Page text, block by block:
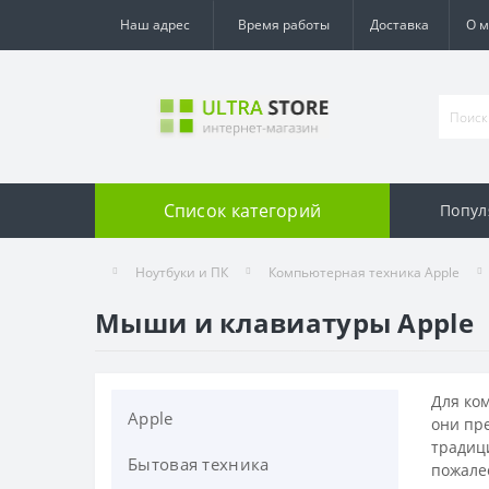
Наш адрес Время работы Доставка О
Список категорий
Ноутбуки и ПК Компьютерная техника Apple
Мыши и клавиатуры Apple
Apple
Apple Watch
Бытовая техника
Для
они